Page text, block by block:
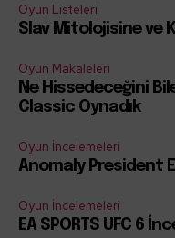
Oyun Listeleri
Slav Mitolojisine ve
Oyun Makaleleri
Ne Hissedeceğini
Classic Oynadık
Oyun İncelemeleri
Anomaly President
Oyun İncelemeleri
EA SPORTS UFC 6